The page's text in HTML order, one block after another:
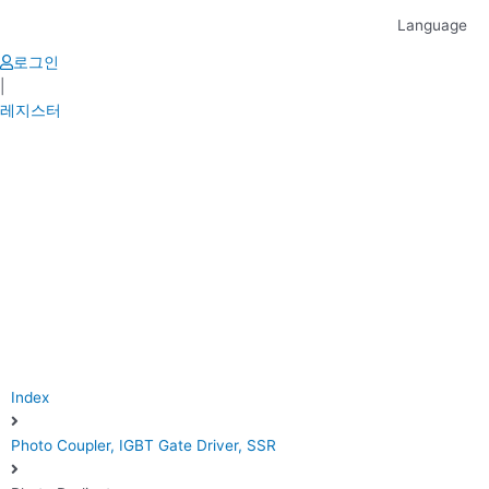
content
Language
로그인
레지스터
Index
Photo Coupler, IGBT Gate Driver, SSR